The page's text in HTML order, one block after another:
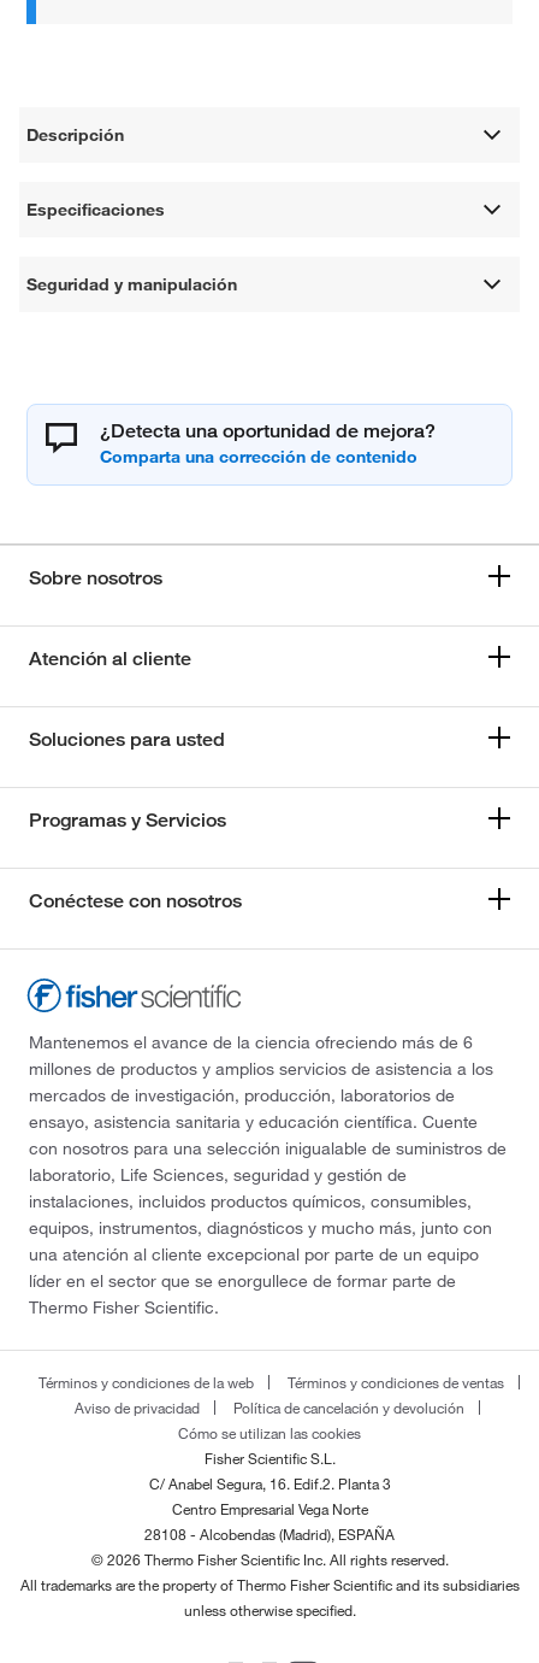
Descripción
Especificaciones
Seguridad y manipulación
¿Detecta una oportunidad de mejora?
Sobre nosotros
Atención al cliente
Soluciones para usted
Programas y Servicios
Conéctese con nosotros
Mantenemos el avance de la ciencia ofreciendo más de 6
millones de productos y amplios servicios de asistencia a los
mercados de investigación, producción, laboratorios de
ensayo, asistencia sanitaria y educación científica. Cuente
con nosotros para una selección inigualable de suministros de
laboratorio, Life Sciences, seguridad y gestión de
instalaciones, incluidos productos químicos, consumibles,
equipos, instrumentos, diagnósticos y mucho más, junto con
una atención al cliente excepcional por parte de un equipo
líder en el sector que se enorgullece de formar parte de
Thermo Fisher Scientific.
Términos y condiciones de la web
Términos y condiciones de ventas
Aviso de privacidad
Política de cancelación y devolución
Cómo se utilizan las cookies
Fisher Scientific S.L.
C/ Anabel Segura, 16. Edif.2. Planta 3
Centro Empresarial Vega Norte
28108 - Alcobendas (Madrid), ESPAÑA
© 2026 Thermo Fisher Scientific Inc. All rights reserved.
All trademarks are the property of Thermo Fisher Scientific and its subsidiaries
unless otherwise specified.